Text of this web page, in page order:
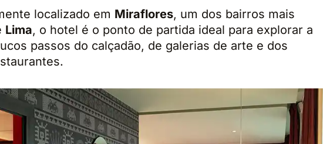
localizado em Miraflores, um dos bairros mais
Lima, o hotel é o ponto de partida ideal para explorar a
passos do calçadão, de galerias de arte e dos